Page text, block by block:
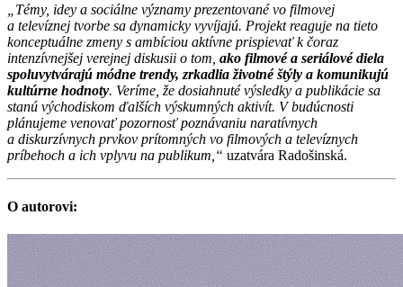
„Témy, idey a sociálne významy prezentované vo filmovej
a televíznej tvorbe sa dynamicky vyvíjajú. Projekt reaguje na tieto
konceptuálne zmeny s ambíciou aktívne prispievať k čoraz
intenzívnejšej verejnej diskusii o tom, ako filmové a seriálové diela
spoluvytvárajú módne trendy, zrkadlia životné štýly a komunikujú
kultúrne hodnoty. Veríme, že dosiahnuté výsledky a publikácie sa
stanú východiskom ďalších výskumných aktivít. V budúcnosti
plánujeme venovať pozornosť poznávaniu naratívnych
a diskurzívnych prvkov prítomných vo filmových a televíznych
príbehoch a ich vplyvu na publikum,“ uzatvára Radošinská.
O autorovi: